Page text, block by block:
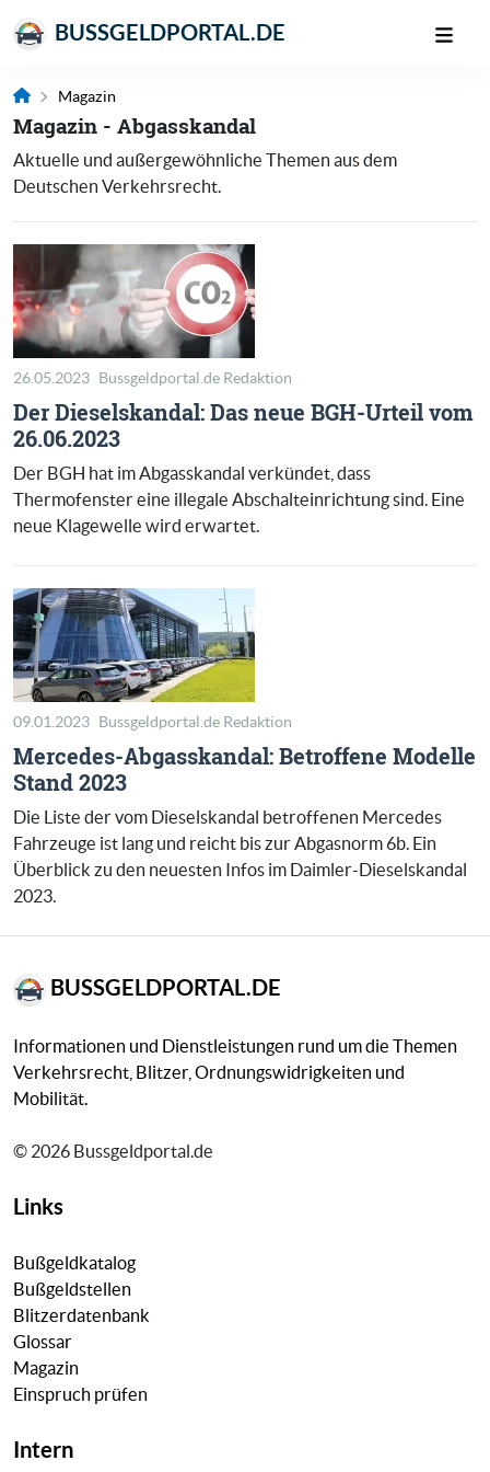
BUSSGELDPORTAL.DE
Magazin
Magazin - Abgasskandal
Aktuelle und außergewöhnliche Themen aus dem
Deutschen Verkehrsrecht.
26.05.2023 Bussgeldportal.de Redaktion
Der Dieselskandal: Das neue BGH-Urteil vom
26.06.2023
Der BGH hat im Abgasskandal verkündet, dass
Thermofenster eine illegale Abschalteinrichtung sind. Eine
neue Klagewelle wird erwartet.
09.01.2023 Bussgeldportal.de Redaktion
Mercedes-Abgasskandal: Betroffene Modelle
Stand 2023
Die Liste der vom Dieselskandal betroffenen Mercedes
Fahrzeuge ist lang und reicht bis zur Abgasnorm 6b. Ein
Überblick zu den neuesten Infos im Daimler-Dieselskandal
2023.
BUSSGELDPORTAL.DE
Informationen und Dienstleistungen rund um die Themen
Verkehrsrecht, Blitzer, Ordnungswidrigkeiten und
Mobilität.
© 2026 Bussgeldportal.de
Links
Bußgeldkatalog
Bußgeldstellen
Blitzerdatenbank
Glossar
Magazin
Einspruch prüfen
Intern